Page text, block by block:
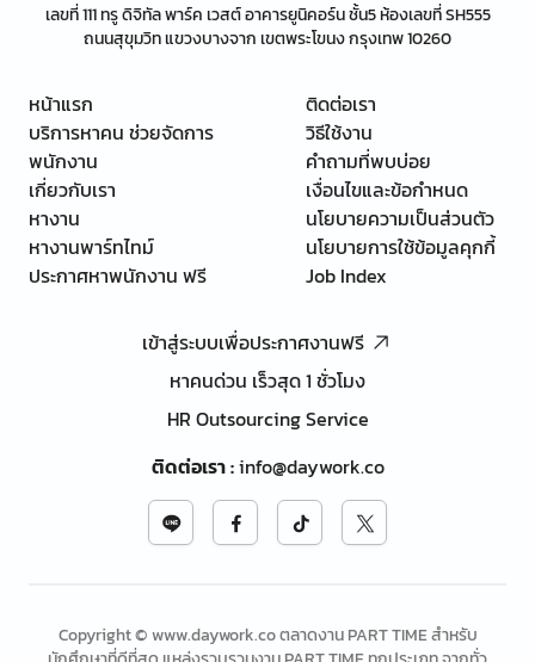
เลขที่ 111 ทรู ดิจิทัล พาร์ค เวสต์ อาคารยูนิคอร์น ชั้น5 ห้องเลขที่ SH555
ถนนสุขุมวิท แขวงบางจาก เขตพระโขนง กรุงเทพ 10260
หน้าแรก
บริการหาคน ช่วยจัดการ
พนักงาน
เกี่ยวกับเรา
หางาน
หางานพาร์ทไทม์
ประกาศหาพนักงาน ฟรี
ติดต่อเรา
วิธีใช้งาน
คำถามที่พบบ่อย
เงื่อนไขและข้อกำหนด
นโยบายความเป็นส่วนตัว
นโยบายการใช้ข้อมูลคุกกี้
Job Index
เข้าสู่ระบบเพื่อประกาศงานฟรี
หาคนด่วน เร็วสุด 1 ชั่วโมง
HR Outsourcing Service
ติดต่อเรา:info@daywork.co
Copyright © www.daywork.co ตลาดงาน PART TIME สำหรับ